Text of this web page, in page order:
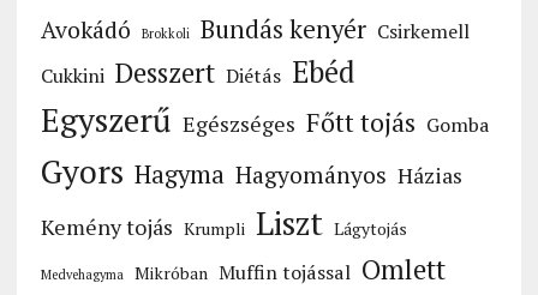
Avokádó Brokkoli Bundás kenyér Csirkemell
Cukkini Desszert Diétás Ebéd
Egyszerű Egészséges Főtt tojás Gomba
Gyors Hagyma Hagyományos Házias
Kemény tojás Krumpli Liszt Lágytojás
Medvehagyma Mikróban Muffin tojással Omlett